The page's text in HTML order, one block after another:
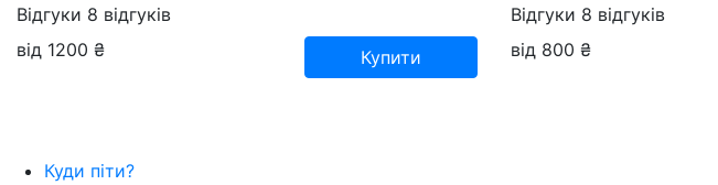
Відгуки 8 відгуків
від 1200 ₴
Купити
Відгуки 8 відгуків
від 800 ₴
Куди піти?